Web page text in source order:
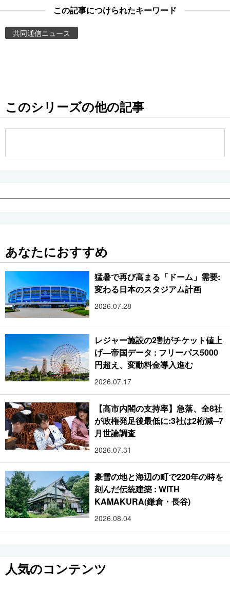
お知らせ
この記事につけられたキーワード
共同通信ニュース
このシリーズの他の記事
あなたにおすすめ
猛暑で再び高まる「ドーム」需要:
変わる日本のスタジアム計画
2026.07.28
レジャー施設の2割がチケット値上
げ―帝国データ : フリーパス5000
円超え、変動料金導入進む
2026.07.17
【高市内閣の支持率】急落、全8社
が政権発足後最低に:3社は2桁減─7
月世論調査
2026.07.31
豪雪の地と海辺の町で220年の時を
刻んだ伝統建築 : WITH
KAMAKURA(鎌倉・長谷)
2026.08.04
人気のコンテンツ